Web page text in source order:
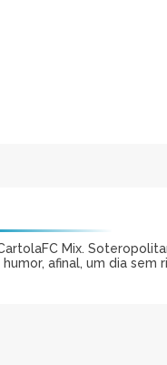
Mix.
afinal, um dia sem